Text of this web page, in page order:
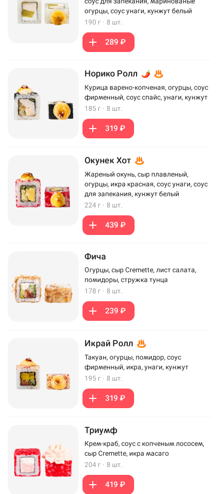
огурцы, соус унаги, кунжут белый
190 г · 8 шт.
289 ₽
Норико Ролл
Курица варено-копченая, огурцы, соус
фирменный, соус спайс, унаги, кунжут
185 г · 8 шт.
319 ₽
Окунек Хот
Жареный окунь, сыр плавленый,
огурцы, икра красная, соус унаги, соус
для запекания, кунжут белый
224 г · 8 шт.
439 ₽
Фича
Огурцы, сыр Cremette, лист салата,
помидоры, стружка тунца
178 г · 8 шт.
239 ₽
Икрай Ролл
Такуан, огурцы, помидор, соус
фирменный, икра, унаги, кунжут
195 г · 8 шт.
319 ₽
Триумф
Крем-краб, соус с копченым лососем,
сыр Cremette, икра масаго
204 г · 8 шт.
419 ₽